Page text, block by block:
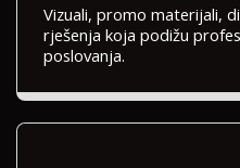
Vizuali, promo materijali,
rješenja koja podižu
poslovanja.